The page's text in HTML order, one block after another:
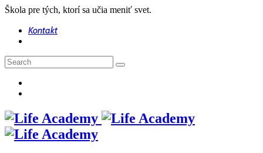
Škola pre tých, ktorí sa učia meniť svet.
Kontakt